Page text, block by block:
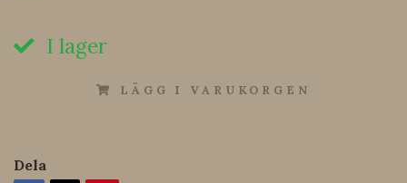
I lager
LÄGG I VARUKORGEN
Dela